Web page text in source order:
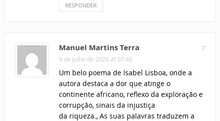
RESPONDER
7
Manuel Martins Terra
9 de Julho de 2026 at 07:46
Um belo poema de Isabel Lisboa, onde a
autora destaca a dor que atinge o
continente africano, reflexo da exploração e
corrupção, sinais da injustiça
da riqueza., As suas palavras traduzem a